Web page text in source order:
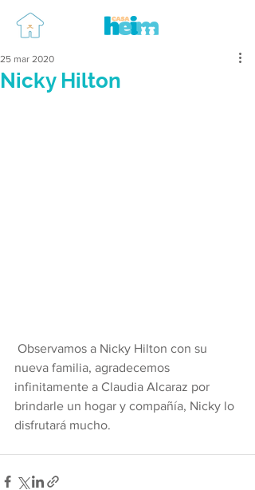
Nicky Hilton
25 mar 2020
nueva familia, agradecemos
infinitamente a Claudia Alcaraz por
brindarle un hogar y compañía, Nicky lo
disfrutará mucho.